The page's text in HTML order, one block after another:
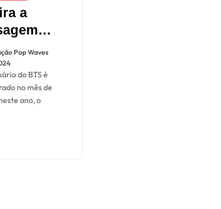
a
deixou
do
Pop Waves
no mês de
ano, o